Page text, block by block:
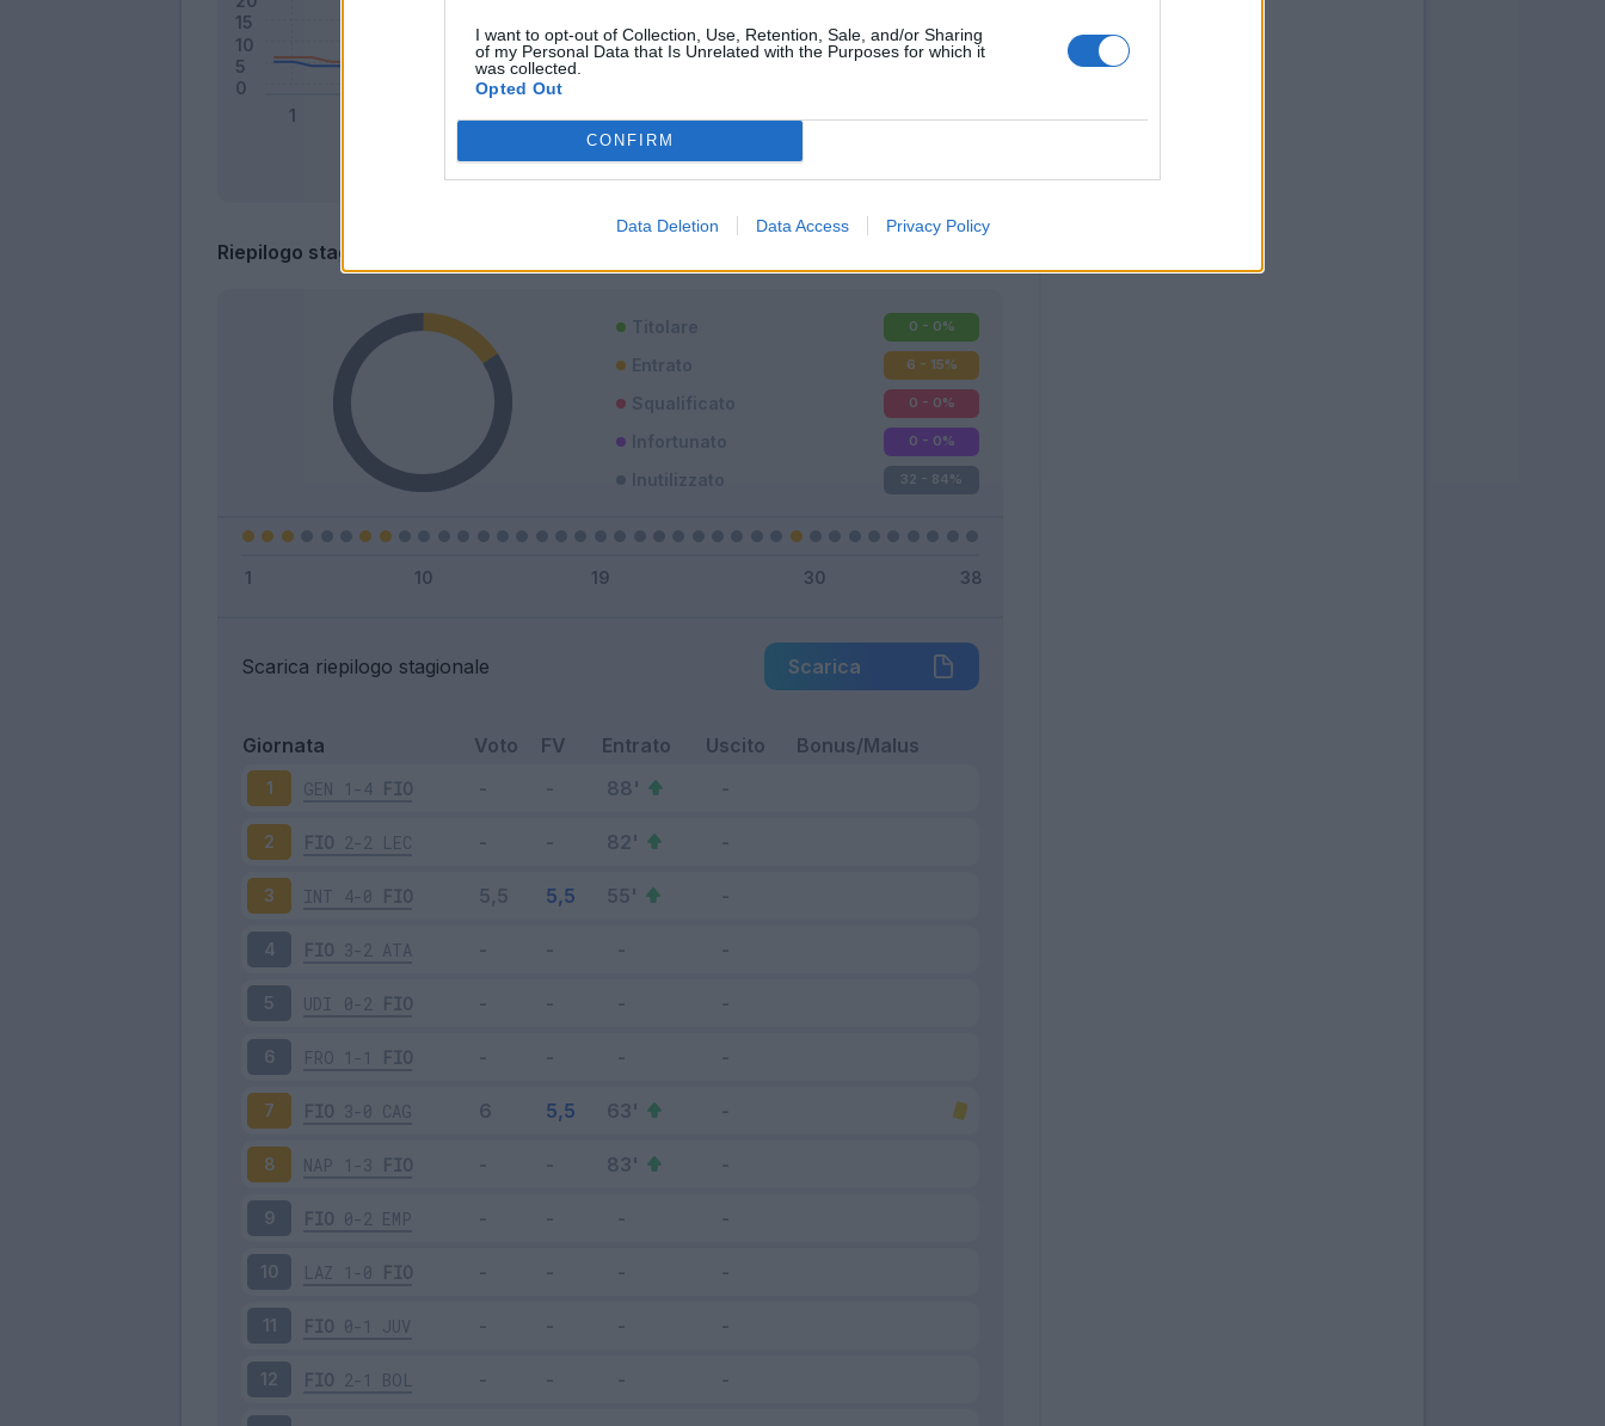
I want to opt-out of Collection, Use, Retention, Sale, and/or Sharing
of my Personal Data that Is Unrelated with the Purposes for which it
was collected.
Opted Out
CONFIRM
Data Deletion Data Access Privacy Policy
Classic Mantra
Riepilogo stagione
Titolare 0 - 0%
Entrato 6 - 15%
Squalificato 0 - 0%
Infortunato 0 - 0%
Inutilizzato 32 - 84%
Scarica riepilogo stagionale Scarica
Giornata Voto FV Entrato Uscito Bonus/Malus
1 GEN 1-4 FIO
2 FIO 2-2 LEC
3 INT 4-0 FIO
4 FIO 3-2 ATA
5 UDI 0-2 FIO
6 FRO 1-1 FIO
7 FIO 3-0 CAG
8 NAP 1-3 FIO
9 FIO 0-2 EMP
10 LAZ 1-0 FIO
11 FIO 0-1 JUV
12 FIO 2-1 BOL